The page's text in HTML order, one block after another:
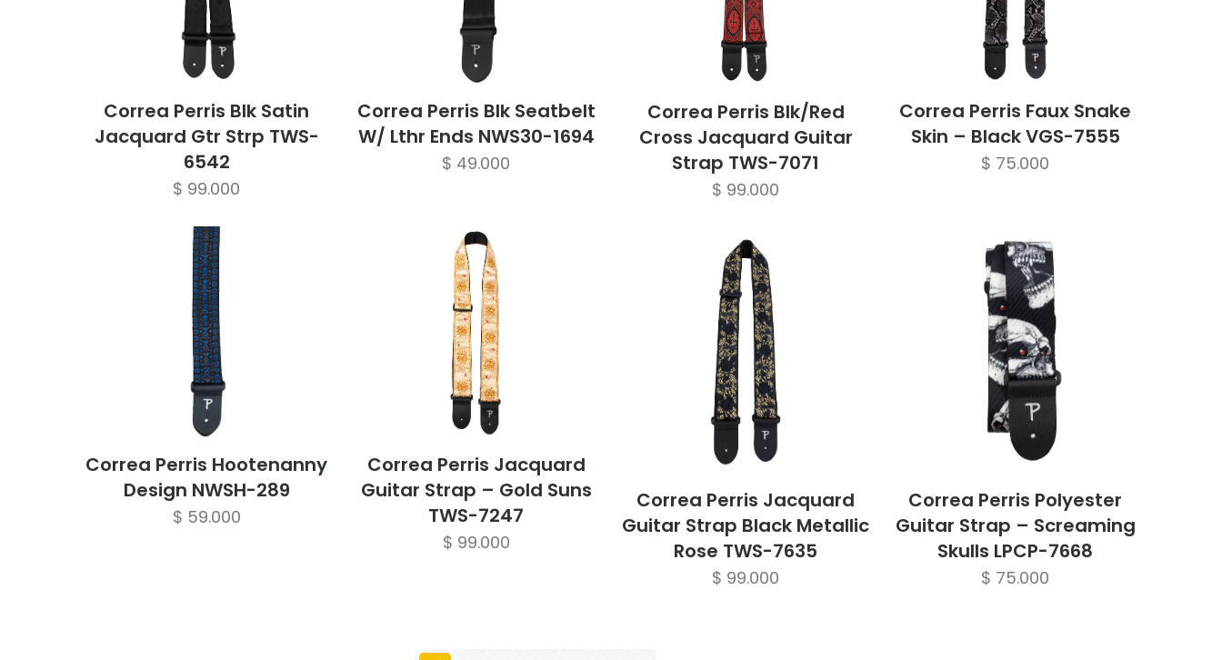
Correa Perris Blk Satin
Jacquard Gtr Strp TWS-
6542
$ 99.000
Correa Perris Blk Seatbelt
W/ Lthr Ends NWS30-1694
$ 49.000
Correa Perris Blk/Red
Cross Jacquard Guitar
Strap TWS-7071
$ 99.000
Correa Perris Faux Snake
Skin – Black VGS-7555
$ 75.000
Correa Perris Hootenanny
Design NWSH-289
$ 59.000
Correa Perris Jacquard
Guitar Strap – Gold Suns
TWS-7247
$ 99.000
Correa Perris Jacquard
Guitar Strap Black Metallic
Rose TWS-7635
$ 99.000
Correa Perris Polyester
Guitar Strap – Screaming
Skulls LPCP-7668
$ 75.000